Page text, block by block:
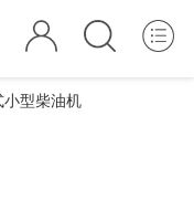
型柴油机